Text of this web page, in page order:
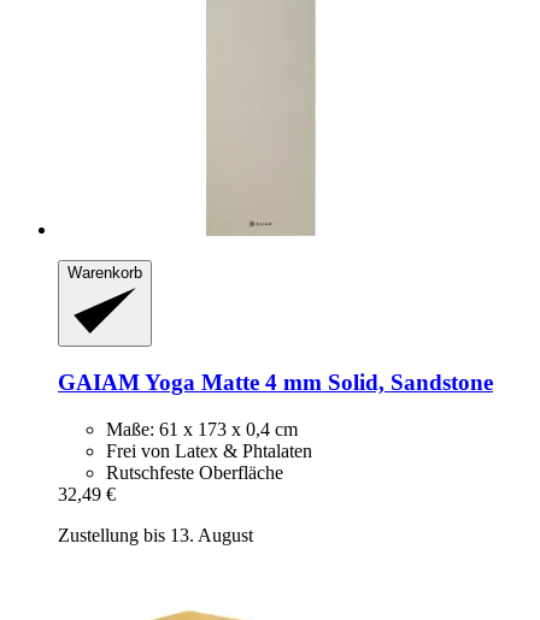
Warenkorb
GAIAMYoga Matte 4 mm Solid, Sandstone
Maße: 61 x 173 x 0,4 cm
Frei von Latex & Phtalaten
Rutschfeste Oberfläche
32,49 €
Zustellung bis 13. August